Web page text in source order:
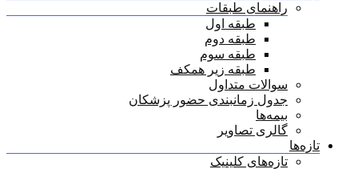
راهنمای طبقات
طبقه اول
طبقه دوم
طبقه سوم
طبقه زیر همکف
سوالات متداول
جدول زمانبندی حضور پزشکان
بیمه‌ها
گالری تصاویر
تازه‌ها
تازه‌های کلینیک